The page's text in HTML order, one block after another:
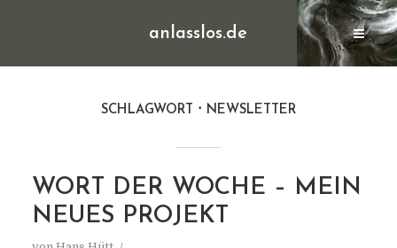
anlasslos.de
SCHLAGWORT NEWSLETTER
WORT DER WOCHE – MEIN
NEUES PROJEKT